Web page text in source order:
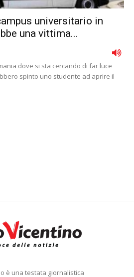
universitario in
una vittima...
dove si sta cercando di far luce
spinto uno studente ad aprire il
è una testata giornalistica